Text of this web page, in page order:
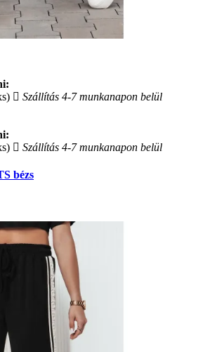
Szállítás 4-7 munkanapon belül
Szállítás 4-7 munkanapon belül
bézs